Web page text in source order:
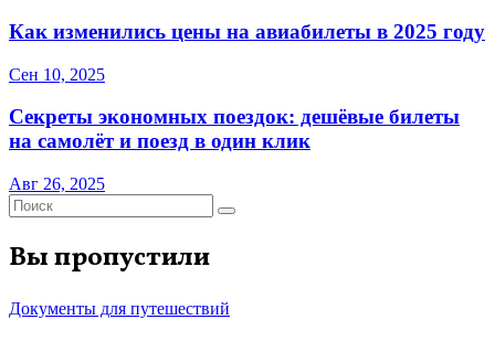
Как изменились цены на авиабилеты в 2025 году
Сен 10, 2025
Секреты экономных поездок: дешёвые билеты
на самолёт и поезд в один клик
Авг 26, 2025
Вы пропустили
Документы для путешествий